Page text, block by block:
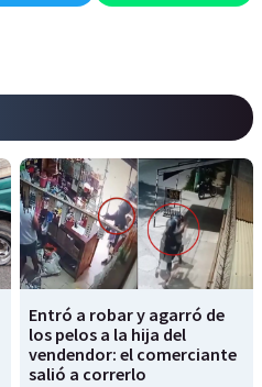
Entró a robar y agarró de
los pelos a la hija del
vendendor: el comerciante
salió a correrlo